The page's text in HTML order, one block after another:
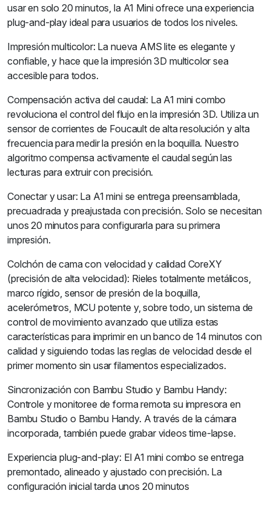
usar en solo 20 minutos, la A1 Mini ofrece una experiencia
plug-and-play ideal para usuarios de todos los niveles.
Impresión multicolor: La nueva AMS lite es elegante y
confiable, y hace que la impresión 3D multicolor sea
accesible para todos.
Compensación activa del caudal: La A1 mini combo
revoluciona el control del flujo en la impresión 3D. Utiliza un
sensor de corrientes de Foucault de alta resolución y alta
frecuencia para medir la presión en la boquilla. Nuestro
algoritmo compensa activamente el caudal según las
lecturas para extruir con precisión.
Conectar y usar: La A1 mini se entrega preensamblada,
precuadrada y preajustada con precisión. Solo se necesitan
unos 20 minutos para configurarla para su primera
impresión.
Colchón de cama con velocidad y calidad CoreXY
(precisión de alta velocidad): Rieles totalmente metálicos,
marco rígido, sensor de presión de la boquilla,
acelerómetros, MCU potente y, sobre todo, un sistema de
control de movimiento avanzado que utiliza estas
características para imprimir en un banco de 14 minutos con
calidad y siguiendo todas las reglas de velocidad desde el
primer momento sin usar filamentos especializados.
Sincronización con Bambu Studio y Bambu Handy:
Controle y monitoree de forma remota su impresora en
Bambu Studio o Bambu Handy. A través de la cámara
incorporada, también puede grabar videos time-lapse.
Experiencia plug-and-play: El A1 mini combo se entrega
premontado, alineado y ajustado con precisión. La
configuración inicial tarda unos 20 minutos